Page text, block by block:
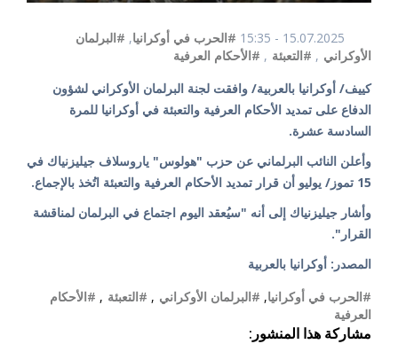
15.07.2025 - 15:35 #الحرب في أوكرانيا, #البرلمان
الأوكراني , #التعبئة , #الأحكام العرفية
كييف/ أوكرانيا بالعربية/ وافقت لجنة البرلمان الأوكراني لشؤون
الدفاع على تمديد الأحكام العرفية والتعبئة في أوكرانيا للمرة
السادسة عشرة.
وأعلن النائب البرلماني عن حزب "هولوس" ياروسلاف جيليزنياك في
15 تموز/ يوليو أن قرار تمديد الأحكام العرفية والتعبئة اتُخذ بالإجماع.
وأشار جيليزنياك إلى أنه "سيُعقد اليوم اجتماع في البرلمان لمناقشة
القرار".
المصدر: أوكرانيا بالعربية
#الحرب في أوكرانيا, #البرلمان الأوكراني , #التعبئة , #الأحكام
العرفية
مشاركة هذا المنشور: